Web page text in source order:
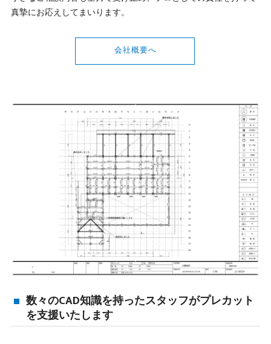
真摯にお応えしてまいります。
会社概要へ
数々のCAD知識を持ったスタッフがプレカット
を支援いたします